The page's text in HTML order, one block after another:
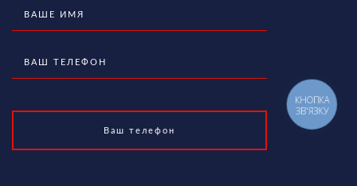
КНОПКА
ЗВ'ЯЗКУ